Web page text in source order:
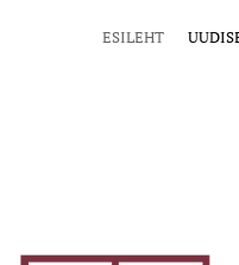
ESILEHT